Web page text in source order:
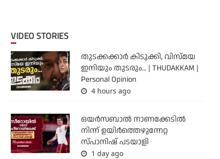
VIDEO STORIES
തുടക്കക്കാര്‍ കിടുക്കി, വിസ്മയ
ഇനിയും തുടരും... | THUDAKKAM |
Personal Opinion
4 hours ago
ഒയര്‍സബാൽ നാണക്കേടിൽ
നിന്ന് ഉയിർത്തെഴുന്നേറ്റ
സ്പാനിഷ് പടയാളി
1 day ago